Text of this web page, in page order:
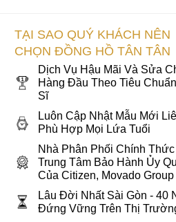
TẠI SAO QUÝ KHÁCH NÊN
CHỌN ĐỒNG HỒ TÂN TÂN
Dịch Vụ Hậu Mãi Và Sửa
Hàng Đầu Theo Tiêu
Sĩ
Luôn Cập Nhật Mẫu Mới
Phù Hợp Mọi Lứa Tuổi
Nhà Phân Phối Chính Thức
Trung Tâm Bảo Hành Ủy
Của Citizen, Movado Group
Lâu Đời Nhất Sài Gòn - 40
Đứng Vững Trên Thị